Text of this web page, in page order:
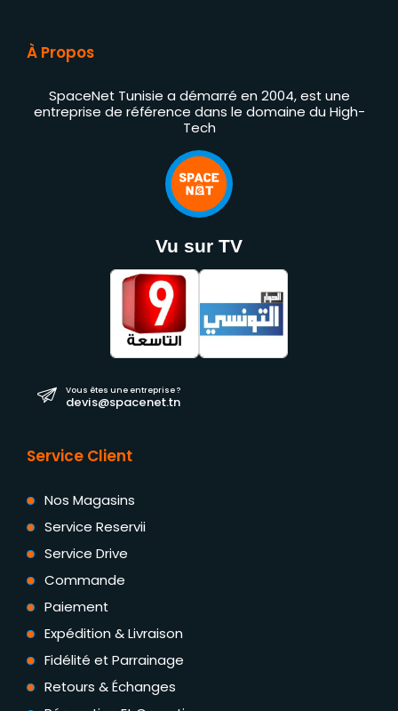
À Propos
SpaceNet Tunisie a démarré en 2004, est une
entreprise de référence dans le domaine du High-
Tech
Vu sur TV
Vous êtes une entreprise ?
devis@spacenet.tn
Service Client
Nos Magasins
Service Reservii
Service Drive
Commande
Paiement
Expédition & Livraison
Fidélité et Parrainage
Retours & Échanges